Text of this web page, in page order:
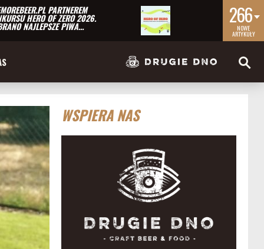
PARTNEREM
HERO OF ZERO 2026.
NAJLEPSZE PIWA… 266
NOWE
ARTYKUŁY
WSPIERA NAS